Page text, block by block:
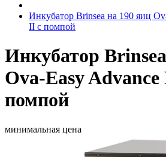
Инкубатор Brinsea на 190 яиц
II с помпой
Инкубатор
Ova-Easy
помпой
минимальная цена